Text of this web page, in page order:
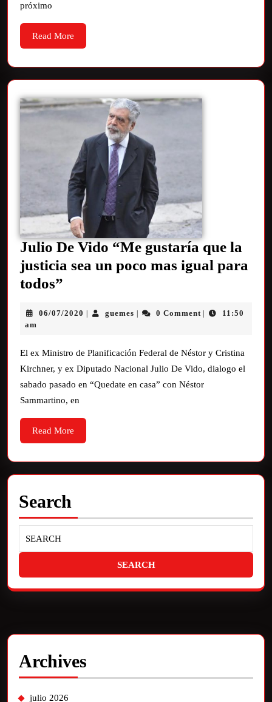
próximo
Read More
Julio De Vido “Me gustaría que la
justicia sea un poco mas igual para
todos”
06/07/2020 guemes 0 Comment
11:50
am
El ex Ministro de Planificación Federal de Néstor y Cristina
Kirchner, y ex Diputado Nacional Julio De Vido, dialogo el
sabado pasado en “Quedate en casa” con Néstor
Sammartino, en
Read More
Search
Archives
julio 2026